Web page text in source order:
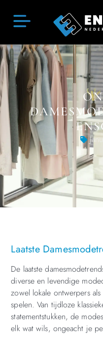
Laatste
De laatste
diverse en levendige
zowel lokale ontwerpers
spelen. Van tijdloze
statementstukken, de
elk wat wils, ongeacht je